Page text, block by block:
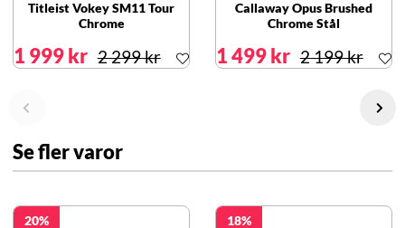
Titleist Vokey SM11 Tour
Chrome
1 999 kr 2 299 kr
Callaway Opus Brushed
Chrome Stål
1 499 kr 2 199 kr
Se fler varor
20 18